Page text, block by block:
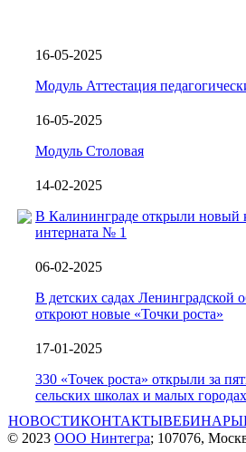
16-05-2025
Модуль Аттестация
16-05-2025
Модуль Столовая
14-02-2025
В Калининграде открыли новый
интерната № 1
06-02-2025
В детских садах Ленинградской
откроют новые «Точки роста»
17-01-2025
330 «Точек роста» открыли за
сельских школах и малых
НОВОСТИКОНТАКТЫВЕБИНАРЫ
© 2023 ООО Нинтегра; 107076,